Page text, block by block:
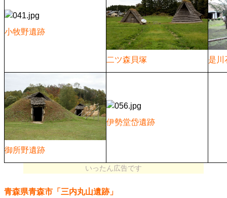
小牧野遺跡
二ツ森貝塚 是川
御所野遺跡
伊勢堂岱遺跡
いったん広告です
青森県青森市「三内丸山遺跡」